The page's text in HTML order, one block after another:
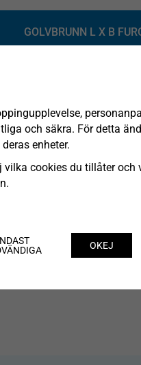
GOLVBRUNN L X B
TVÄTTHALLSRÄNNA
RÄNNOR FURO184-
och säkra. För detta
enheter.
vilka cookies du tillåter och
OKEJ